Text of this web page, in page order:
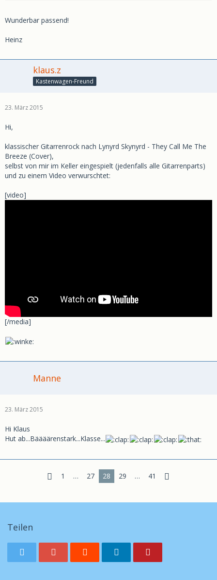
Wunderbar passend!
Heinz
klaus.z
Kastenwagen-Freund
23. März 2015
Hi,
klassischer Gitarrenrock nach Lynyrd Skynyrd - They Call Me The
Breeze (Cover),
selbst von mir im Keller eingespielt (jedenfalls alle Gitarrenparts)
und zu einem Video verwurschtet:
[video]
[/media]
Manne
23. März 2015
Hi Klaus
Hut ab...Bäääärenstark...Klasse...
1 … 27 28 29 … 41
Teilen